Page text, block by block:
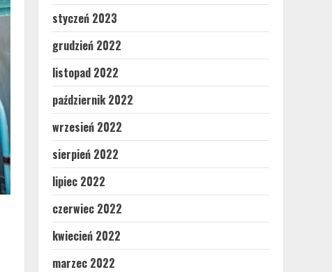
styczeń 2023
grudzień 2022
listopad 2022
październik 2022
wrzesień 2022
sierpień 2022
lipiec 2022
czerwiec 2022
kwiecień 2022
marzec 2022